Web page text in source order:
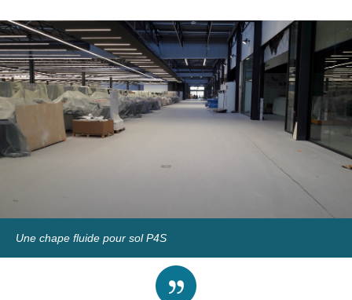
Une chape fluide pour sol P4S